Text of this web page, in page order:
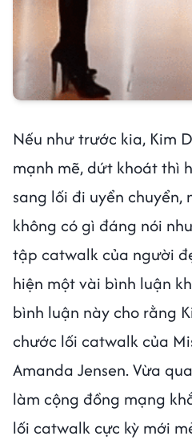
Nếu như trước kia, Kim
mạnh mẽ, dứt khoát thì
sang lối đi uyển chuyển,
không có gì đáng nói
tập catwalk của người
hiện một vài bình luận
bình luận này cho rằng
chước lối catwalk của
Amanda Jensen. Vừa
làm cộng đồng mạng
lối catwalk cực kỳ mới